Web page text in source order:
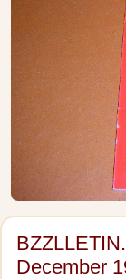
December